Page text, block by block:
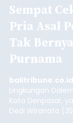
Sempat
Pria Asal
Tak
Purnama
Lingkungan
Kota Denpasar,
Dedi Wiranata